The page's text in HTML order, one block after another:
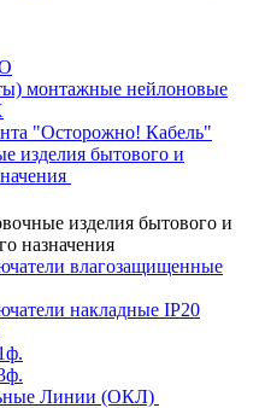
монтажные нейлоновые
"Осторожно! Кабель"
изделия бытового и
изделия бытового и
назначения
влагозащищенные
накладные IP20
Линии (ОКЛ)